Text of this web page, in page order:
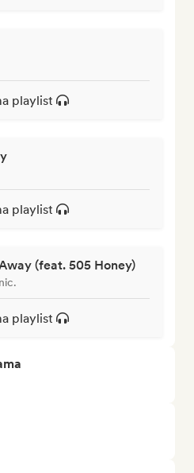
playlist
playlist
(feat. 505 Honey)
playlist